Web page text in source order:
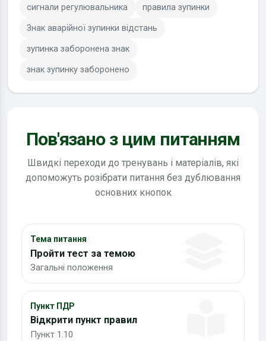
сигнали регулювальника правила зупинки
Знак аварійної зупинки відстань
зупинка заборонена знак
знак зупинку заборонено
Пов'язано з цим питанням
Швидкі переходи до тренувань і матеріалів, які
допоможуть розібрати питання без дублювання
основних кнопок
Тема питання
Пройти тест за темою
Загальні положення
Пункт ПДР
Відкрити пункт правил
Пункт 1.10